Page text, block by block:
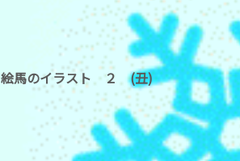
絵馬のイラスト ２ (丑)